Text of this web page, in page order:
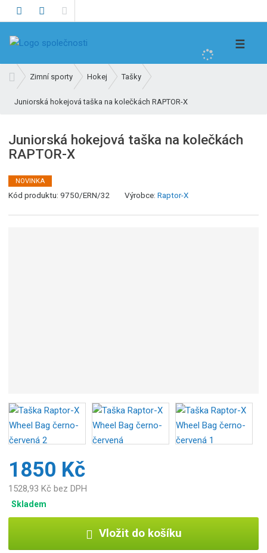
e
t
☰
v
o
í
s
r
a
Zimní sporty Hokej Tašky
Juniorská hokejová taška na kolečkách RAPTOR-X
Juniorská hokejová taška na kolečkách
RAPTOR-X
NOVINKA
Kód produktu:9750/ERN/32 Výrobce:Raptor-X
1850 Kč
1528,93 Kč bez DPH
Skladem
Vložit do košíku